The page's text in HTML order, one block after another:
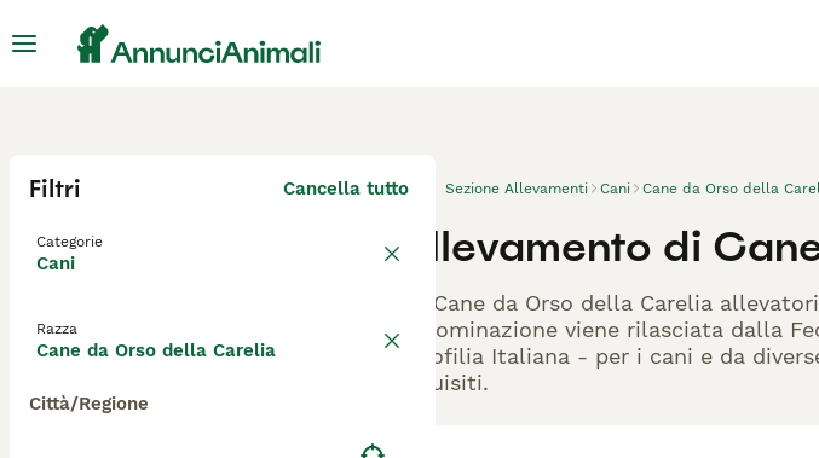
Filtri Cancella tutto
Categorie
Cani
Razza
Cane da Orso della Carelia
Città/Regione
Sezione Allevamenti Cani Cane da Orso della
Allevamento di
Gli Cane da Orso della Carelia
denominazione viene rilasciata dalla
Cinofilia Italiana - per i cani e da
requisiti.